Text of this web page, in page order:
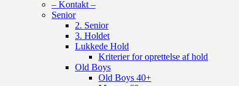
– Kontakt –
Senior
2. Senior
3. Holdet
Lukkede Hold
Kriterier for oprettelse af hold
Old Boys
Old Boys 40+